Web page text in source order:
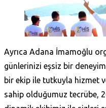
Ayrıca Adana İmamoğlu
günlerinizi eşsiz bir
bir ekip ile tutkuyla hizmet
sahip olduğumuz tecrübe,